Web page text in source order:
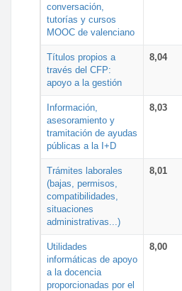
conversación,
tutorías y cursos
MOOC de valenciano
Títulos propios a
través del CFP:
apoyo a la gestión
8,04
Información,
asesoramiento y
tramitación de ayudas
públicas a la I+D
8,03
Trámites laborales
(bajas, permisos,
compatibilidades,
situaciones
administrativas...)
8,01
Utilidades
informáticas de apoyo
a la docencia
proporcionadas por el
8,00